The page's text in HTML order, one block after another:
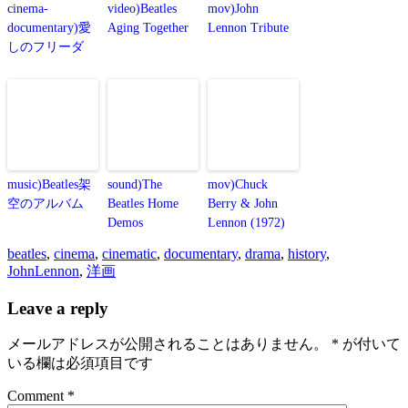
cinema-
documentary)愛
しのフリーダ
video)Beatles
Aging Together
mov)John
Lennon Tribute
music)Beatles架
空のアルバム
sound)The
Beatles Home
Demos
mov)Chuck
Berry & John
Lennon (1972)
beatles, cinema, cinematic, documentary, drama, history,
JohnLennon, 洋画
Leave a reply
メールアドレスが公開されることはありません。 * が付いて
いる欄は必須項目です
Comment *